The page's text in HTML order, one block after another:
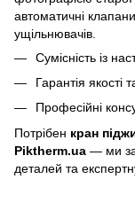
автоматичні
ущільнювачів.
Сумісність із
Гарантія якості
Професійні
Потрібен кран
Piktherm.ua — ми
деталей та